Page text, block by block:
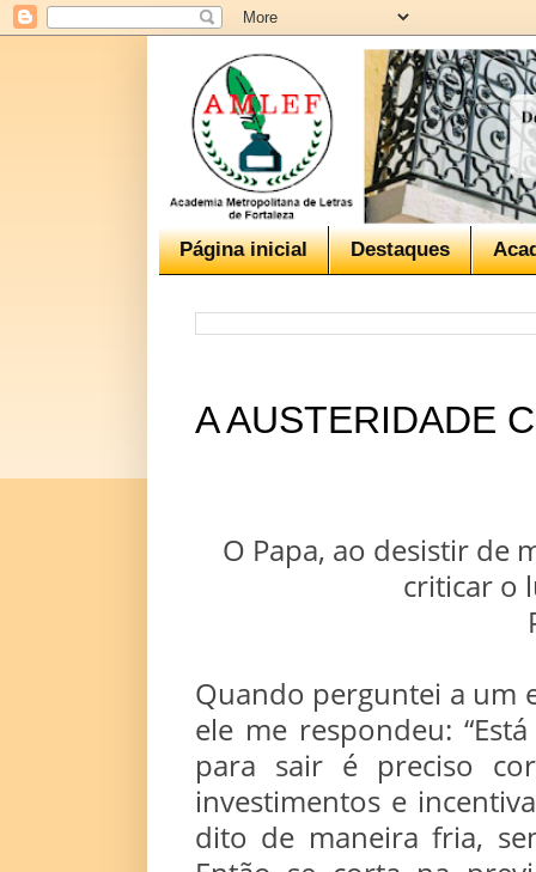
Página inicial Destaques
A AUSTERIDADE
O Papa, ao desistir de
criticar o
Quando perguntei a um
ele me respondeu:
para sair é preciso
investimentos e
dito de maneira fria,